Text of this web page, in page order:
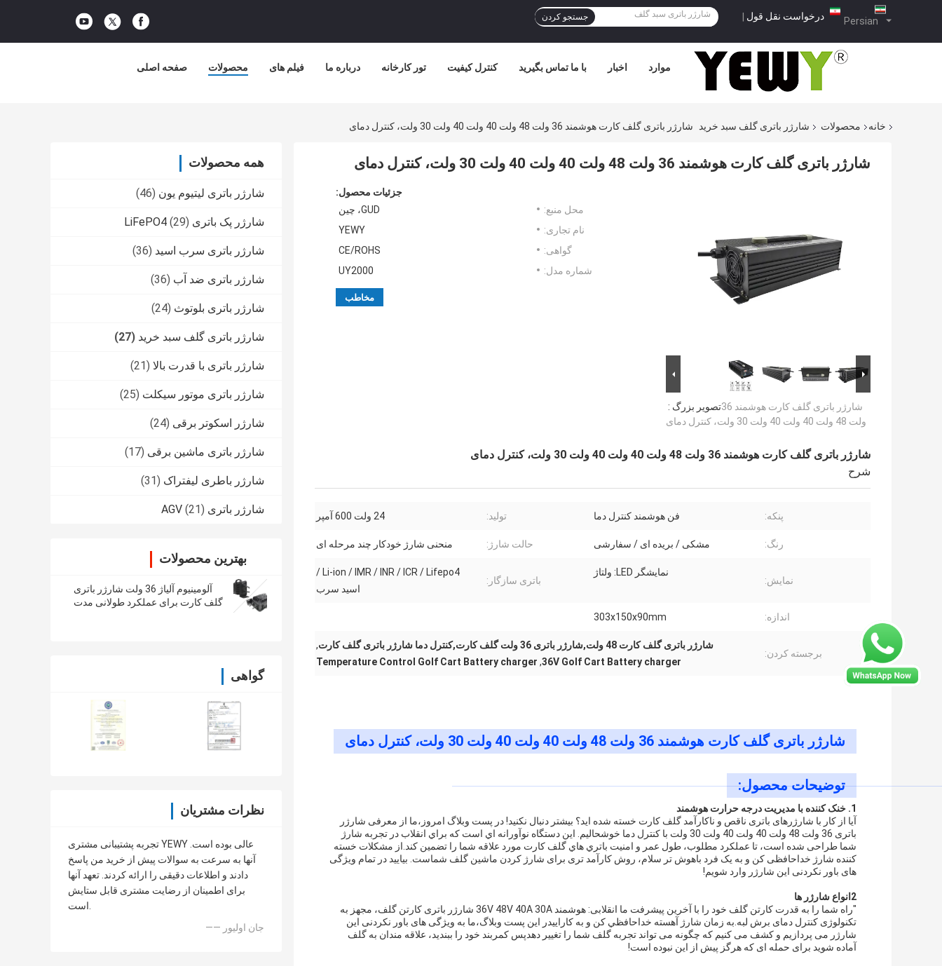
Persian درخواست نقل قول | جستجو کردن
صفحه اصلی محصولات فیلم های درباره ما تور کارخانه کنترل کیفیت با ما تماس بگیرید اخبار موارد
خانه محصولات شارژر باتری گلف سبد خرید شارژر باتری گلف کارت هوشمند 36 ولت 48 ولت 40 ولت 40 ولت 30 ولت، کنترل دمای
همه محصولات
شارژر باتری لیتیوم یون (46)
شارژر پک باتری LiFePO4 (29)
شارژر باتری سرب اسید (36)
شارژر باتری ضد آب (36)
شارژر باتری بلوتوث (24)
شارژر باتری گلف سبد خرید (27)
شارژر باتری با قدرت بالا (21)
شارژر باتری موتور سیکلت (25)
شارژر اسکوتر برقی (24)
شارژر باتری ماشین برقی (17)
شارژر باطری لیفتراک (31)
شارژر باتری AGV (21)
بهترین محصولات
آلومینیوم آلیاژ 36 ولت شارژر باتری
گلف کارت برای عملکرد طولانی مدت
گواهی
نظرات مشتریان
تجربه پشتیبانی مشتری YEWY عالی بوده است.
آنها به سرعت به سوالات پیش از خرید من پاسخ
دادند و اطلاعات دقیقی را ارائه کردند. تعهد آنها
برای اطمینان از رضایت مشتری قابل ستایش
است.
—— جان اولیور
شارژر باتری گلف کارت هوشمند 36 ولت 48 ولت 40 ولت 40 ولت 30 ولت، کنترل دمای
تصویر بزرگ :شارژر باتری گلف کارت هوشمند 36
ولت 48 ولت 40 ولت 40 ولت 30 ولت، کنترل دمای
جزئیات محصول:
محل منبع:
GUD، چین
نام تجاری:
YEWY
گواهی:
CE/ROHS
شماره مدل:
UY2000
مخاطب
شارژر باتری گلف کارت هوشمند 36 ولت 48 ولت 40 ولت 40 ولت 30 ولت، کنترل دمای
شرح
پنکه: فن هوشمند کنترل دما تولید: 24 ولت 600 آمپر
رنگ: مشکی / بریده ای / سفارشی حالت شارژ: منحنی شارژ خودکار چند مرحله ای
نمايش:
نمایشگر LED: ولتاژ
باتری سازگار:
Li-ion / IMR / INR / ICR / Lifepo4 /
اسید سرب
اندازه: 303x150x90mm
برجسته کردن:
شارژر باتری گلف کارت 48 ولت,شارژر باتری 36 ولت گلف کارت,کنترل دما شارژر باتری گلف کارت
,
36V Golf Cart Battery charger
,
Temperature Control Golf Cart Battery charger
شارژر باتری گلف کارت هوشمند 36 ولت 48 ولت 40 ولت 40 ولت 30 ولت، کنترل دمای
توضیحات محصول:
1. خنک کننده با مدیریت درجه حرارت هوشمند
آیا از کار با شارژرهای باتری ناقص و ناکارآمد گلف کارت خسته شده اید؟ بیشتر دنبال نکنید! در پست وبلاگ امروز،ما از معرفی شارژر
باتری 36 ولت 48 ولت 40 ولت 40 ولت 30 ولت با کنترل دما خوشحالیم. اين دستگاه نوآورانه اي است که براي انقلاب در تجربه شارژ
شما طراحی شده است، تا عملکرد مطلوب، طول عمر و امنيت باتري هاي گلف کارت مورد علاقه شما را تضمین کند.از مشکلات خسته
کننده شارژ خداحافظی کن و به یک فرد باهوش تر سلام، روش کارآمد تری برای شارژ کردن ماشین گلف شماست. بیایید در تمام ویژگی
های باور نکردنی این شارژر وارد شویم!
2انواع شارژر ها
"راه شما را به قدرت کارتن گلف خود را با آخرین پیشرفت ما انقلابی: هوشمند 36V 48V 40A 30A شارژر باتری کارتن گلف، مجهز به
تکنولوژی کنترل دمای برش لبه.به زمان شارژ آهسته خداحافظي کن و به کاراييدر این پست وبلاگ،ما به ویژگی های باور نکردنی این
شارژر می پردازیم و کشف می کنیم که چگونه می تواند تجربه گلف شما را تغییر دهدپس کمربند خود را ببندید، علاقه مندان به گلف
آماده شوید برای حمله ای که هرگز پیش از این نبوده است!